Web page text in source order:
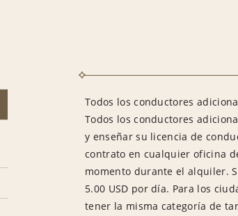
Todos los conductores
Todos los conductores
y enseñar su licencia de
contrato en cualquier oficina
momento durante el alquiler.
5.00 USD por día. Para los
tener la misma categoría de